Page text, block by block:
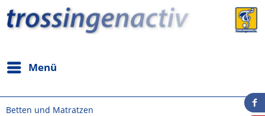
Menü
Betten und Matratzen